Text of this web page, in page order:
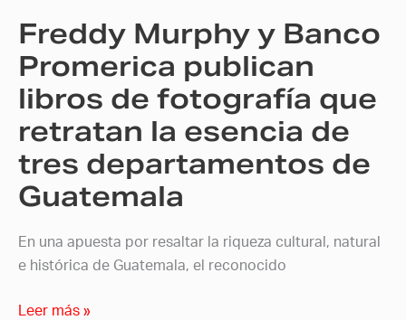
Freddy Murphy y Banco
Promerica publican
libros de fotografía que
retratan la esencia de
tres departamentos de
Guatemala
En una apuesta por resaltar la riqueza cultural, natural
e histórica de Guatemala, el reconocido
fotografía
retratan
esencia
tres
departamentos
Guatemala
Leer más »